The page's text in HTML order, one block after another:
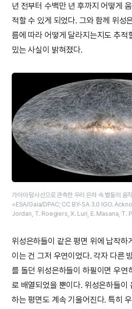
년 전부터 수백만 년 후까지 어떻게
적할 수 있게 되었다. 그와 함께 위성
름에 따라 어떻게 달라지는지도 추적
밌는 사실이 밝혀졌다.
가이아 탐사선으로 관측한 우리 은하 속 별들의 움
=ESA/Gaia/DPAC; CC BY-SA 3.0 IGO.
Jordan, T. Roegiers, X. Luri, E. Masana, T.
위성은하들이 같은 평면 위에 납작하
이는 건 그저 우연이었다. 각자 다른
를 돌던 위성은하들이 하필이면 우연
로 배열되었을 뿐이다. 위성은하들이
하는 평면도 계속 기울어진다. 특히